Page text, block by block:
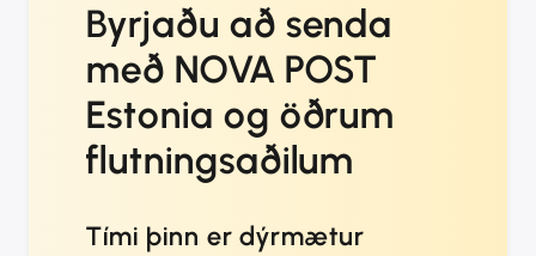
Byrjaðu að senda
með NOVA POST
Estonia og öðrum
flutningsaðilum
Tími þinn er dýrmætur